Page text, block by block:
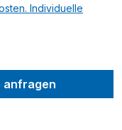
Individuelle
gewünschten
anfragen